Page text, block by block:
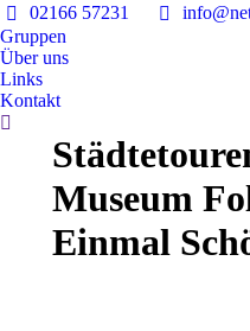
02166 57231
Gruppen
Über uns
Links
Kontakt
Search:
Museum
Einmal